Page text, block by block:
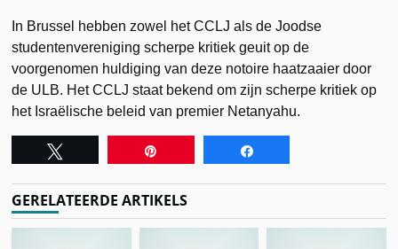
In Brussel hebben zowel het CCLJ als de Joodse
studentenvereniging scherpe kritiek geuit op de
voorgenomen huldiging van deze notoire haatzaaier door
de ULB. Het CCLJ staat bekend om zijn scherpe kritiek op
het Israëlische beleid van premier Netanyahu.
GERELATEERDE ARTIKELS